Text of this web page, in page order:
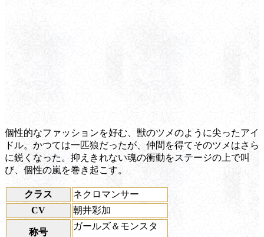
個性的なファッションを好む、獣のツメのように尖ったアイ
ドル。かつては一匹狼だったが、仲間を得てそのツメはさら
に鋭くなった。抑えきれない魂の衝動をステージの上で叫
び、個性の嵐を巻き起こす。
クラス
ネクロマンサー
CV
朝井彩加
称号
ガールズ＆モンスタ